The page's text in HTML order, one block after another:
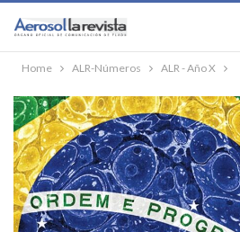
Home ALR-Números ALR - Año X